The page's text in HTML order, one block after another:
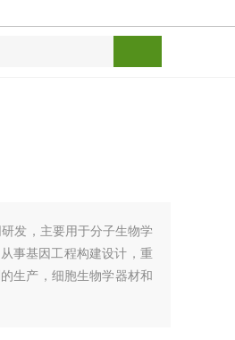
，主要用于分子生物学
事基因工程构建设计，重
的生产，细胞生物学器材和